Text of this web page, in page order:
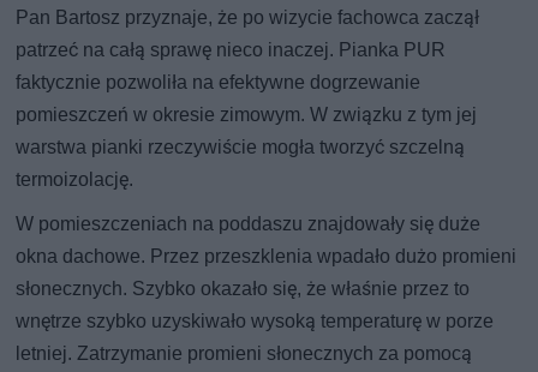
Pan Bartosz przyznaje, że po wizycie fachowca zaczął
patrzeć na całą sprawę nieco inaczej. Pianka PUR
faktycznie pozwoliła na efektywne dogrzewanie
pomieszczeń w okresie zimowym. W związku z tym jej
warstwa pianki rzeczywiście mogła tworzyć szczelną
termoizolację.
W pomieszczeniach na poddaszu znajdowały się duże
okna dachowe. Przez przeszklenia wpadało dużo promieni
słonecznych. Szybko okazało się, że właśnie przez to
wnętrze szybko uzyskiwało wysoką temperaturę w porze
letniej. Zatrzymanie promieni słonecznych za pomocą